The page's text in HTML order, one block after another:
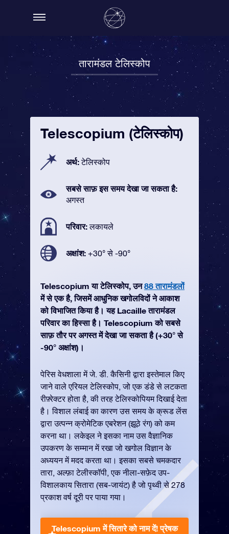
तारामंडल टेलिस्कोप
Telescopium (टेलिस्कोप)
अर्थ:टेलिस्कोप
सबसे साफ़ इस समय देखा जा सकता है:
अगस्त
परिवार:लकायले
अक्षांश: +30° से -90°
Telescopium या टेलिस्कोप, उन88 तारामंडलों
में से एक है, जिसमें आधुनिक खगोलविदों ने आकाश
को विभाजित किया है। यह Lacaille तारामंडल
परिवार का हिस्सा है। Telescopium को सबसे
साफ़ तौर पर अगस्त में देखा जा सकता है (+30° से
-90° अक्षांश)।
पेरिस वेधशाला में जे. डी. कैसिनी द्वारा इस्तेमाल किए
जाने वाले एरियल टेलिस्कोप, जो एक डंडे से लटकता
रीफ़्रेक्टर होता है, की तरह टेलिस्कोपियम दिखाई देता
है। विशाल लंबाई का कारण उस समय के क्रूड लेंस
द्वारा उत्पन्न क्रोमेटिक एबरेशन (झूठे रंग) को कम
करना था। लकेइल ने इसका नाम उस वैज्ञानिक
उपकरण के सम्मान में रखा जो खगोल विज्ञान के
अध्ययन में मदद करता था। इसका सबसे चमकदार
तारा, अल्फ़ा टेलीस्कॉपी, एक नीला-सफ़ेद उप-
विशालकाय सितारा (सब-जायंट) है जो पृथ्वी से 278
प्रकाश वर्ष दूरी पर पाया गया।
Telescopium में सितारे को नाम दें!प्रेषक